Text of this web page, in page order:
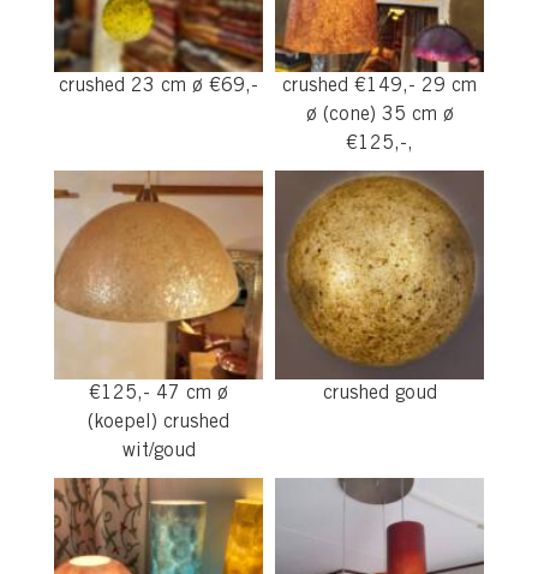
crushed 23 cm ø €69,-
crushed €149,- 29 cm
ø (cone) 35 cm ø
€125,-,
€125,- 47 cm ø
(koepel) crushed
wit/goud
crushed goud